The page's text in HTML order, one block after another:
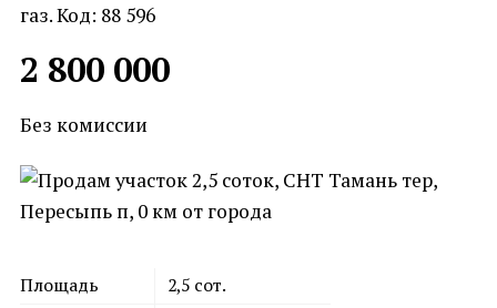
газ. Код: 88 596
2 800 000
Без комиссии
Площадь 2,5 сот.